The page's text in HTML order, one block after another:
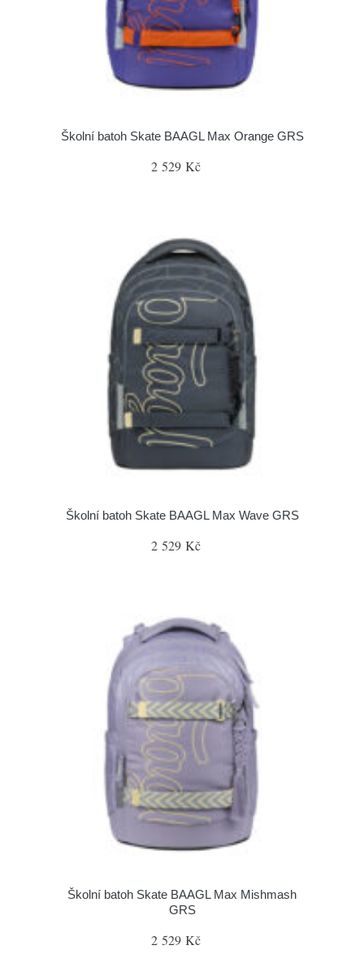
Školní batoh Skate BAAGL Max Orange GRS
2 529 Kč
Školní batoh Skate BAAGL Max Wave GRS
2 529 Kč
Školní batoh Skate BAAGL Max Mishmash
GRS
2 529 Kč